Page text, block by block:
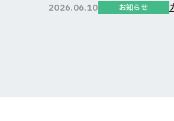
2026.06.10 お知らせ